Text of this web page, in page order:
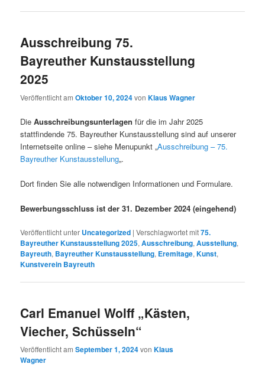
Ausschreibung 75.
Bayreuther Kunstausstellung
2025
Veröffentlicht amOktober 10, 2024vonKlaus Wagner
DieAusschreibungsunterlagen für die im Jahr 2025
stattfindende 75. Bayreuther Kunstausstellung sind auf unserer
Internetseite online – siehe Menupunkt „Ausschreibung – 75.
Bayreuther Kunstausstellung„.
Dort finden Sie alle notwendigen Informationen und Formulare.
Bewerbungsschluss ist der 31. Dezember 2024 (eingehend)
Veröffentlicht unter Uncategorized |Verschlagwortet mit75.
Bayreuther Kunstausstellung 2025,Ausschreibung,Ausstellung,
Bayreuth, Bayreuther Kunstausstellung, Eremitage,Kunst,
Kunstverein Bayreuth
Carl Emanuel Wolff „Kästen,
Viecher, Schüsseln“
Veröffentlicht amSeptember 1, 2024vonKlaus
Wagner